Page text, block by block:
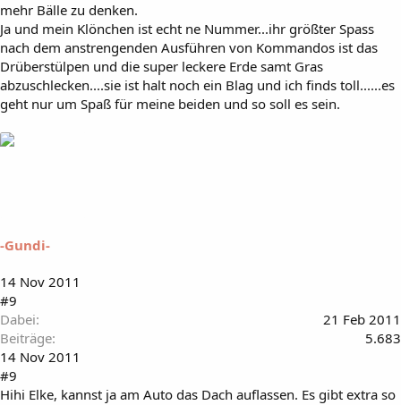
mehr Bälle zu denken.
Ja und mein Klönchen ist echt ne Nummer...ihr größter Spass
nach dem anstrengenden Ausführen von Kommandos ist das
Drüberstülpen und die super leckere Erde samt Gras
abzuschlecken....sie ist halt noch ein Blag und ich finds toll......es
geht nur um Spaß für meine beiden und so soll es sein.
-Gundi-
14 Nov 2011
#9
Dabei
21 Feb 2011
Beiträge
5.683
14 Nov 2011
#9
Hihi Elke, kannst ja am Auto das Dach auflassen. Es gibt extra so